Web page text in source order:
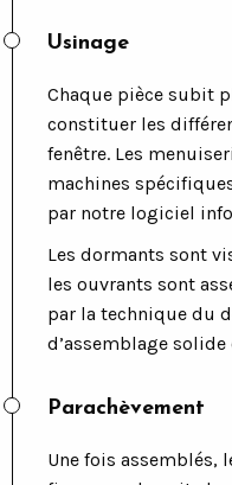
Usinage
Chaque pièce subit
constituer les
fenêtre. Les
machines
par notre logiciel
Les dormants sont
les ouvrants sont
par la technique du
d’assemblage
Parachèvement
Une fois assemblés,